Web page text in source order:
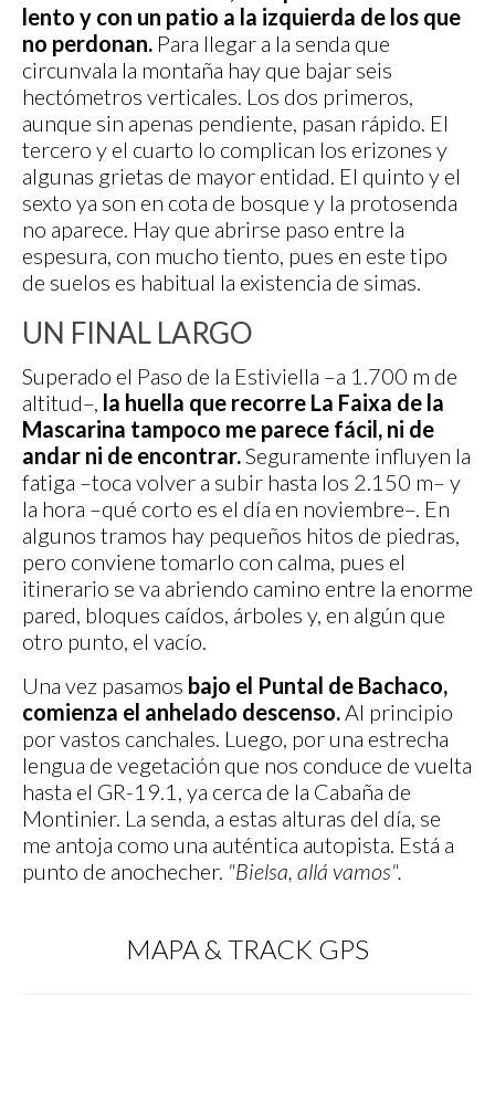
lento y con un patio a la izquierda de los que
no perdonan. Para llegar a la senda que
circunvala la montaña hay que bajar seis
hectómetros verticales. Los dos primeros,
aunque sin apenas pendiente, pasan rápido. El
tercero y el cuarto lo complican los erizones y
algunas grietas de mayor entidad. El quinto y el
sexto ya son en cota de bosque y la protosenda
no aparece. Hay que abrirse paso entre la
espesura, con mucho tiento, pues en este tipo
de suelos es habitual la existencia de simas.
UN FINAL LARGO
Superado el Paso de la Estiviella –a 1.700 m de
altitud–, la huella que recorre La Faixa de la
Mascarina tampoco me parece fácil, ni de
andar ni de encontrar. Seguramente influyen la
fatiga –toca volver a subir hasta los 2.150 m– y
la hora –qué corto es el día en noviembre–. En
algunos tramos hay pequeños hitos de piedras,
pero conviene tomarlo con calma, pues el
itinerario se va abriendo camino entre la enorme
pared, bloques caídos, árboles y, en algún que
otro punto, el vacío.
Una vez pasamos bajo el Puntal de Bachaco,
comienza el anhelado descenso. Al principio
por vastos canchales. Luego, por una estrecha
lengua de vegetación que nos conduce de vuelta
hasta el GR-19.1, ya cerca de la Cabaña de
Montinier. La senda, a estas alturas del día, se
me antoja como una auténtica autopista. Está a
punto de anochecher. "Bielsa, allá vamos".
MAPA & TRACK GPS